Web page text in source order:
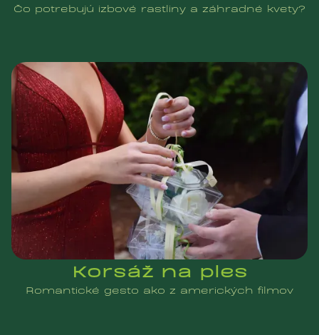
Čo potrebujú izbové rastliny a záhradné kvety?
Korsáž na ples
Romantické gesto ako z amerických filmov